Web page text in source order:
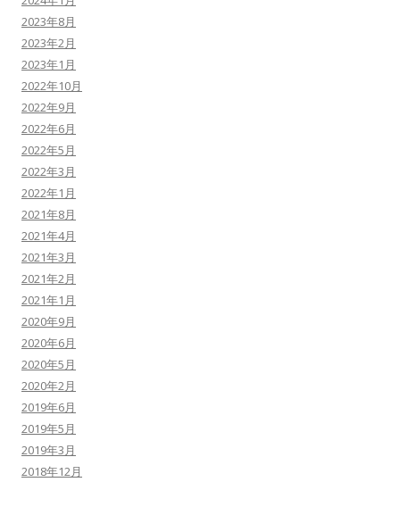
2023年8月
2023年2月
2023年1月
2022年10月
2022年9月
2022年6月
2022年5月
2022年3月
2022年1月
2021年8月
2021年4月
2021年3月
2021年2月
2021年1月
2020年9月
2020年6月
2020年5月
2020年2月
2019年6月
2019年5月
2019年3月
2018年12月